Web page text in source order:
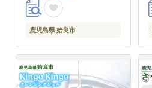
鹿児島県 姶良市